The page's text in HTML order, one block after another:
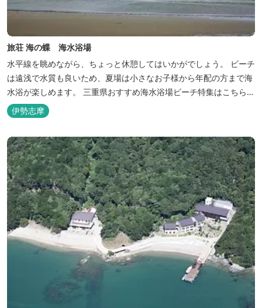
旅荘 海の蝶 海水浴場
水平線を眺めながら、ちょっと休憩してはいかがでしょう。 ビーチ
は遠浅で水質も良いため、夏場は小さなお子様から年配の方まで海
水浴が楽しめます。 三重県おすすめ海水浴場ビーチ特集はこちら
🏖三重の海水浴場ビーチ特集 プー...
伊勢志摩